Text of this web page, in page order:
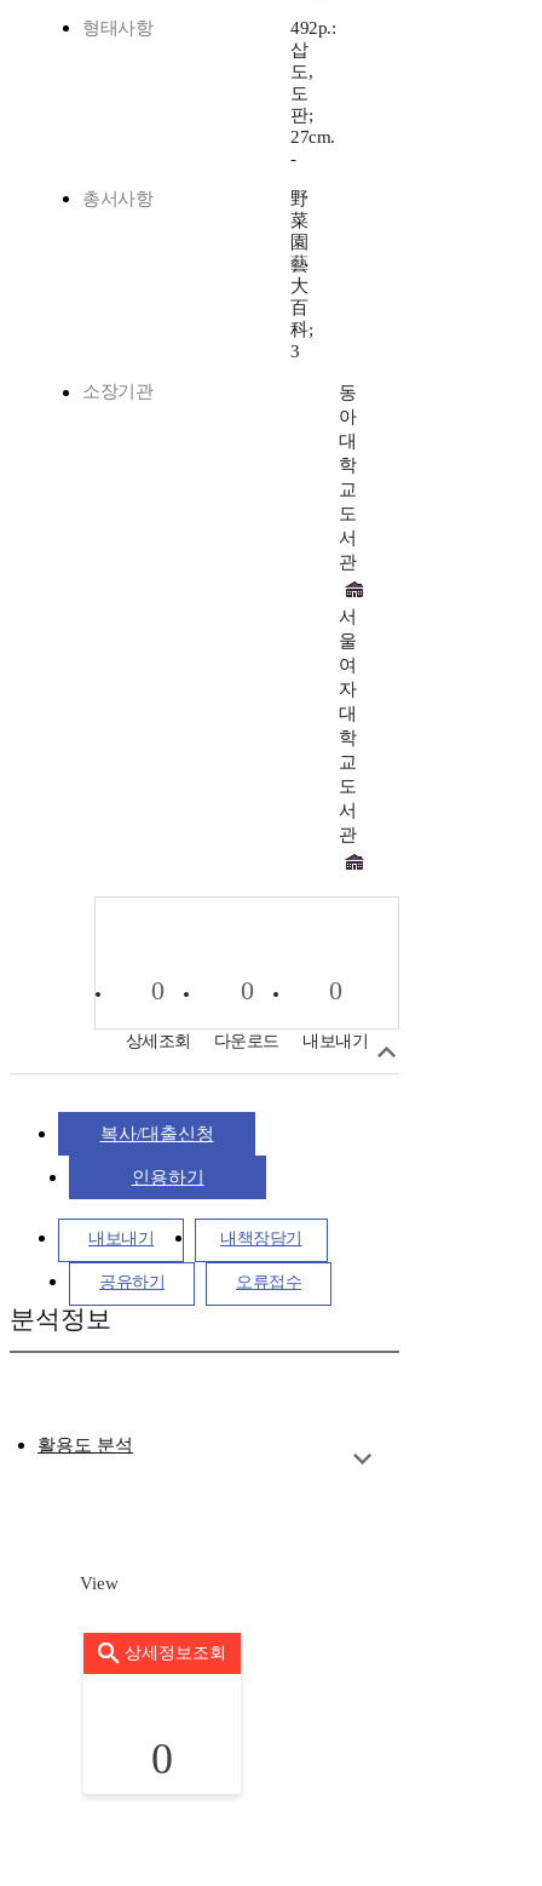
형태사항
492p.:
삽
도,
도
판;
27cm.
-
총서사항
野
菜
園
藝
大
百
科;
3
소장기관
동
아
대
학
교
도
서
관
서
울
여
자
대
학
교
도
서
관
0
상세조회
0
다운로드
0
내보내기
복사/대출신청
인용하기
내보내기 내책장담기
공유하기 오류접수
분석정보
활용도 분석
View
상세정보조회
0